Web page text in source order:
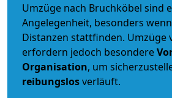
Umzüge nach Bruchköbel sind
Angelegenheit, besonders
Distanzen stattfinden. Umzüge
erfordern jedoch besondere
Organisation, um
reibungslosverläuft.